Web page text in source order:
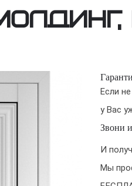
Если
у Вас
Звони
И
Мы